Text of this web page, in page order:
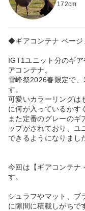
172cm
◆ギアコンテナ ベージ
IGT1ユニット分のギ
アコンテナ。
雪峰祭2026春限定で
す。
可愛いカラーリングは
に何が入っているかす
また定番のグレーのギ
ップがされており、ユ
できるようになりまし
今回は【ギアコンテナ
す。
シュラフやマット、ブ
に隙間に積載しがちで